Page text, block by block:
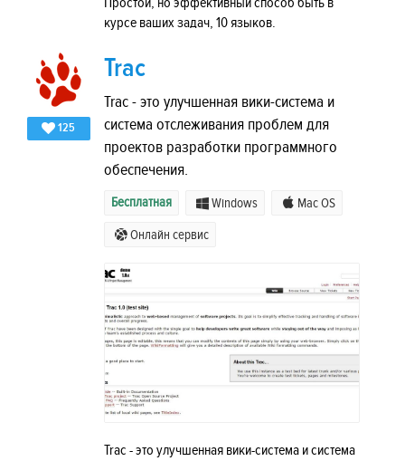
курсе ваших задач, 10 языков.
125
Trac
Trac - это улучшенная вики-система и
система отслеживания проблем для
проектов разработки программного
обеспечения.
Бесплатная Windows Mac OS
Онлайн сервис
Trac - это улучшенная вики-система и система